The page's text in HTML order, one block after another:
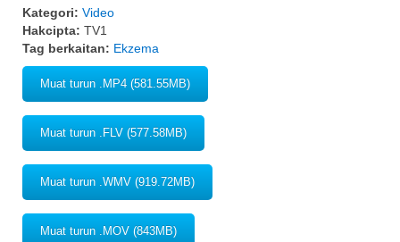
Kategori: Video
Hakcipta: TV1
Tag berkaitan: Ekzema
Muat turun .MP4 (581.55MB)
Muat turun .FLV (577.58MB)
Muat turun .WMV (919.72MB)
Muat turun .MOV (843MB)